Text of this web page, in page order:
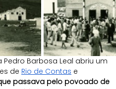
Pedro Barbosa Leal abriu um
de Rio de Contas e
passava pelo povoado de